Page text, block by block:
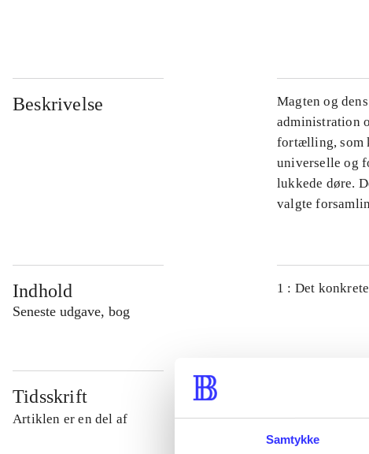
Samtykke
Beskrivelse
Magten og
administration
fortælling, som
universelle og
lukkede døre.
valgte
Indhold
Seneste udgave, bog
1 : Det
Tidsskrift
Artiklen er en del af